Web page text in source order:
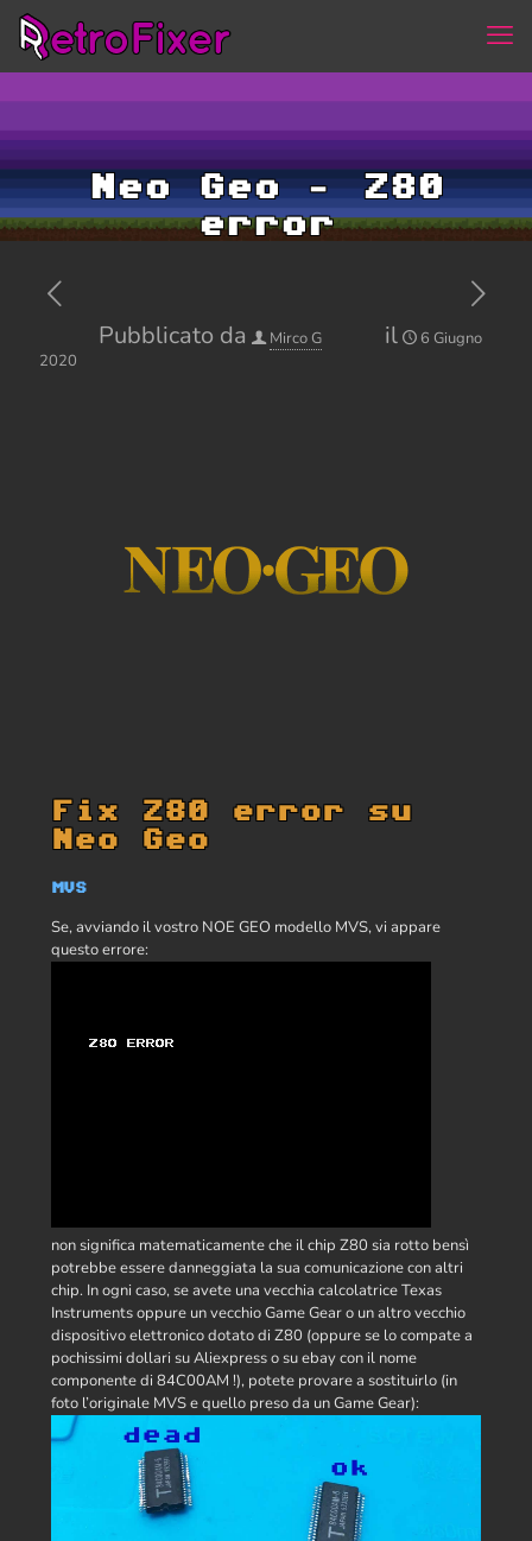
Neo Geo – Z80
error
Pubblicato da Mirco G il
6 Giugno
2020
Fix Z80 error su
Neo Geo
MVS
Se, avviando il vostro NOE GEO modello MVS, vi appare
questo errore:
non significa matematicamente che il chip Z80 sia rotto bensì
potrebbe essere danneggiata la sua comunicazione con altri
chip. In ogni caso, se avete una vecchia calcolatrice Texas
Instruments oppure un vecchio Game Gear o un altro vecchio
dispositivo elettronico dotato di Z80 (oppure se lo compate a
pochissimi dollari su Aliexpress o su ebay con il nome
componente di 84C00AM !), potete provare a sostituirlo (in
foto l’originale MVS e quello preso da un Game Gear):